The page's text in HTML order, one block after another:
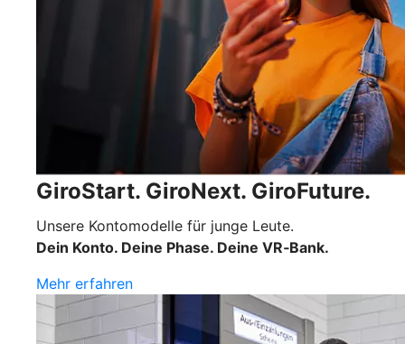
GiroStart. GiroNext. GiroFuture.
Unsere Kontomodelle für junge Leute.
Dein Konto. Deine Phase. Deine VR‑Bank.
Mehr erfahren